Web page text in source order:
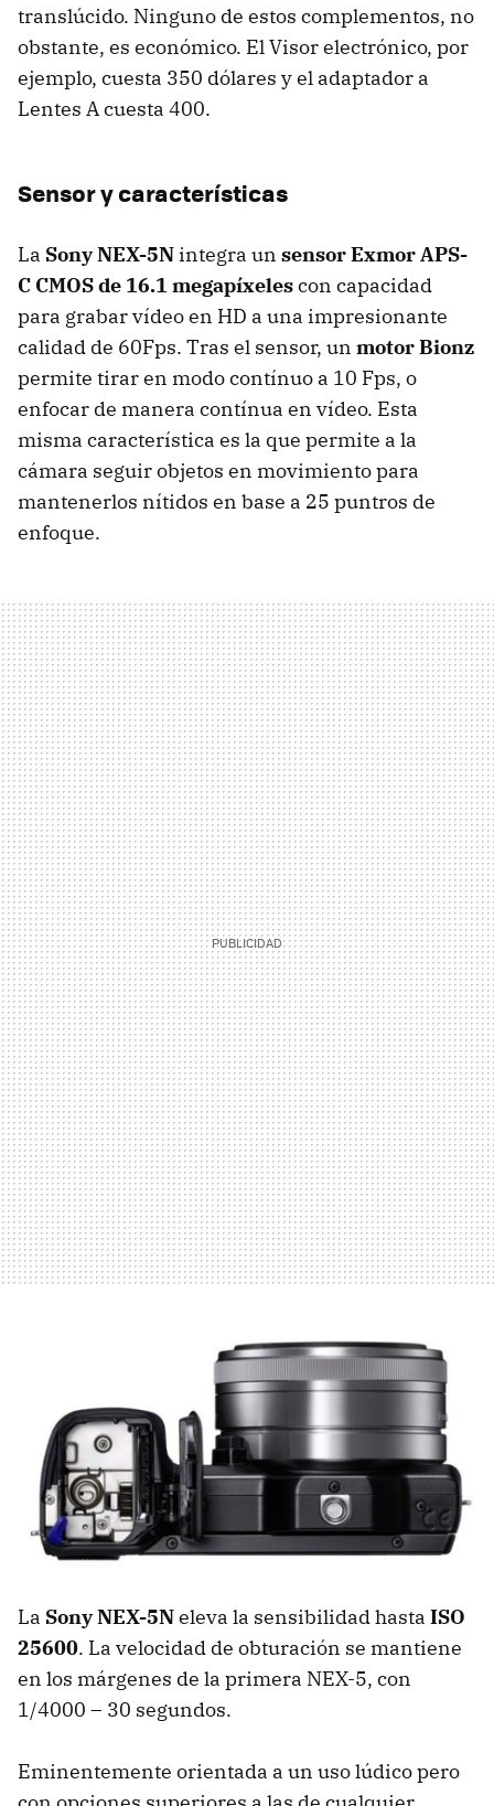
translúcido. Ninguno de estos complementos, no
obstante, es económico. El Visor electrónico, por
ejemplo, cuesta 350 dólares y el adaptador a
Lentes A cuesta 400.
Sensor y características
La Sony NEX-5N integra un sensor ExmorAPS-
C CMOSde 16.1 megapíxelescon capacidad
para grabar vídeo en HD a una impresionante
calidad de 60Fps. Tras el sensor, un motor Bionz
permite tirar en modo contínuo a 10 Fps, o
enfocar de manera contínua en vídeo. Esta
misma característica es la que permite a la
cámara seguir objetos en movimiento para
mantenerlos nítidos en base a 25 puntros de
enfoque.
La Sony NEX-5Neleva la sensibilidad hasta ISO
25600. La velocidad de obturación se mantiene
en los márgenes de la primera NEX-5, con
1/4000 – 30 segundos.
Eminentemente orientada a un uso lúdico pero